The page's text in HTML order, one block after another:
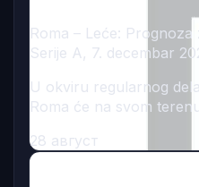
Roma – Leće:
Serije A, 7. decembar
U okviru regularnog
Roma će na svom
28 август